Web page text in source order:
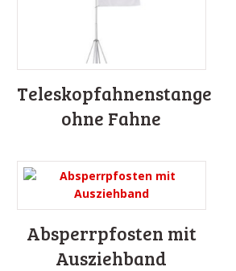
Teleskopfahnenstange
ohne Fahne
Absperrpfosten mit
Ausziehband